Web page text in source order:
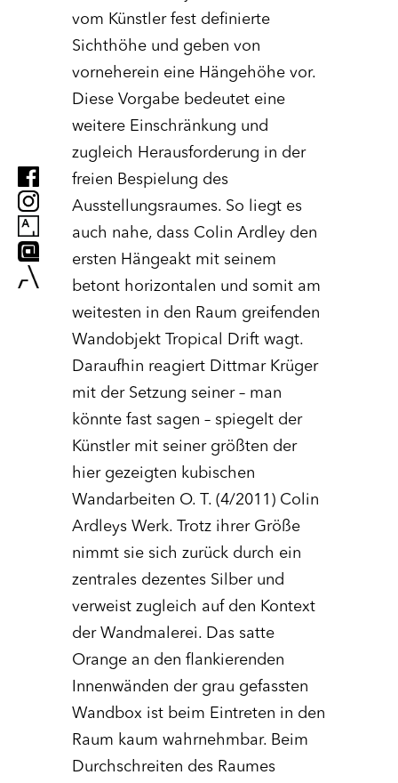
vom Künstler fest definierte
Sichthöhe und geben von
vorneherein eine Hängehöhe vor.
Diese Vorgabe bedeutet eine
weitere Einschränkung und
zugleich Herausforderung in der
freien Bespielung des
Ausstellungsraumes. So liegt es
auch nahe, dass Colin Ardley den
ersten Hängeakt mit seinem
betont horizontalen und somit am
weitesten in den Raum greifenden
Wandobjekt Tropical Drift wagt.
Daraufhin reagiert Dittmar Krüger
mit der Setzung seiner – man
könnte fast sagen – spiegelt der
Künstler mit seiner größten der
hier gezeigten kubischen
Wandarbeiten O. T. (4/2011) Colin
Ardleys Werk. Trotz ihrer Größe
nimmt sie sich zurück durch ein
zentrales dezentes Silber und
verweist zugleich auf den Kontext
der Wandmalerei. Das satte
Orange an den flankierenden
Innenwänden der grau gefassten
Wandbox ist beim Eintreten in den
Raum kaum wahrnehmbar. Beim
Durchschreiten des Raumes